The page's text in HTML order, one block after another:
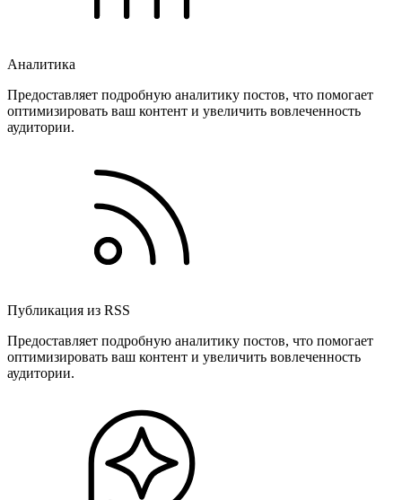
Аналитика
Предоставляет подробную аналитику постов, что помогает
оптимизировать ваш контент и увеличить вовлеченность
аудитории.
Публикация из RSS
Предоставляет подробную аналитику постов, что помогает
оптимизировать ваш контент и увеличить вовлеченность
аудитории.